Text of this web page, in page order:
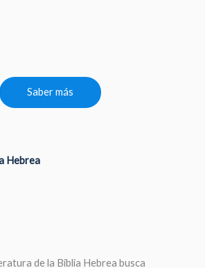
Saber más
Hebrea
de la Biblia Hebrea busca